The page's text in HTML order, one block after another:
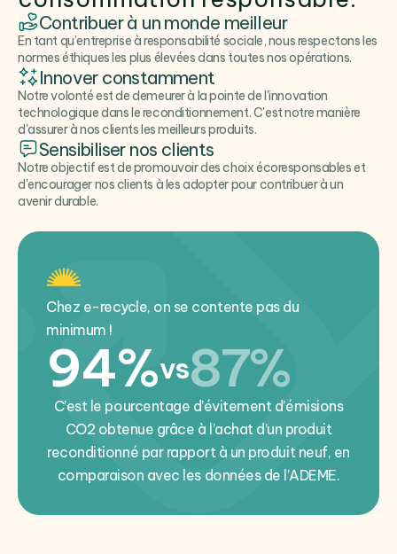
Contribuer à un monde meilleur
En tant qu’entreprise à responsabilité sociale, nous respectons les
normes éthiques les plus élevées dans toutes nos opérations.
Innover constamment
Notre volonté est de demeurer à la pointe de l'innovation
technologique dans le reconditionnement. C'est notre manière
d'assurer à nos clients les meilleurs produits.
Sensibiliser nos clients
Notre objectif est de promouvoir des choix écoresponsables et
d'encourager nos clients à les adopter pour contribuer à un
avenir durable.
Chez e-recycle, on se contente pas du
minimum !
94%vs87%
C’est le pourcentage d’évitement d’émisions
CO2 obtenue grâce à l’achat d’un produit
reconditionné par rapport à un produit neuf, en
comparaison avec les données de l’ADEME.